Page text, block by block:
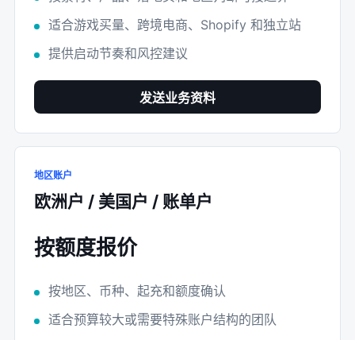
适合游戏买量、跨境电商、Shopify 和独立站
提供启动节奏和风控建议
发送业务资料
地区账户
欧洲户 / 美国户 / 账单户
按额度报价
按地区、币种、起充和额度确认
适合预算较大或需要特殊账户结构的团队